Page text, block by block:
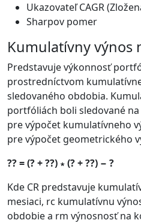
Ukazovateľ CAGR
Sharpov pomer
Kumulatívny výnos
Predstavuje výkonnosť
prostredníctvom
sledovaného obdobia.
portfóliách boli sledované na
pre výpočet kumulatívneho
pre výpočet geometrického
?? = (? + ??) ∗ (? + ??) − ?
Kde CR predstavuje
mesiaci, rc kumulatívnu
obdobie a rm výnosnosť na